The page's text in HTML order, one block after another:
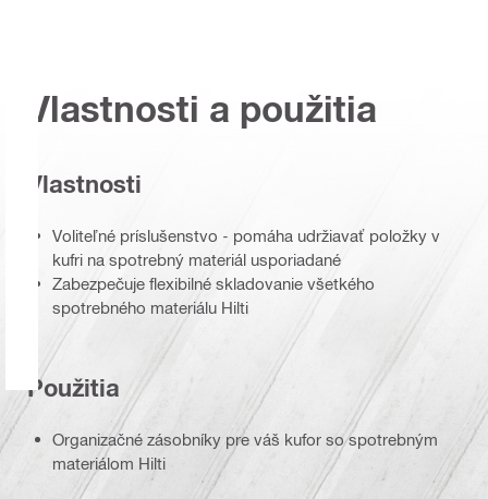
Vlastnosti a použitia
Vlastnosti
Voliteľné príslušenstvo - pomáha udržiavať položky v
kufri na spotrebný materiál usporiadané
Zabezpečuje flexibilné skladovanie všetkého
spotrebného materiálu Hilti
Použitia
Organizačné zásobníky pre váš kufor so spotrebným
materiálom Hilti